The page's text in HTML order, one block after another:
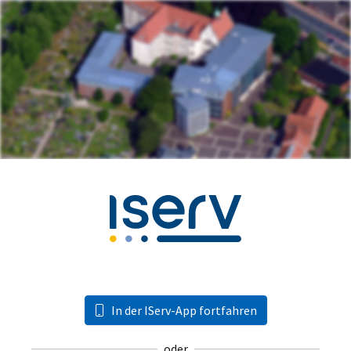
In der IServ-App fortfahren